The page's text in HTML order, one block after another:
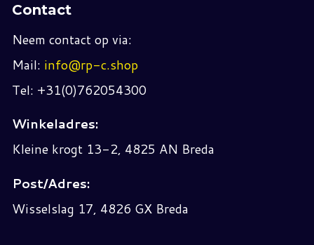
Contact
Neem contact op via:
Mail: info@rp-c.shop
Tel: +31(0)762054300
Winkeladres:
Kleine krogt 13-2, 4825 AN Breda
Post/Adres:
Wisselslag 17, 4826 GX Breda